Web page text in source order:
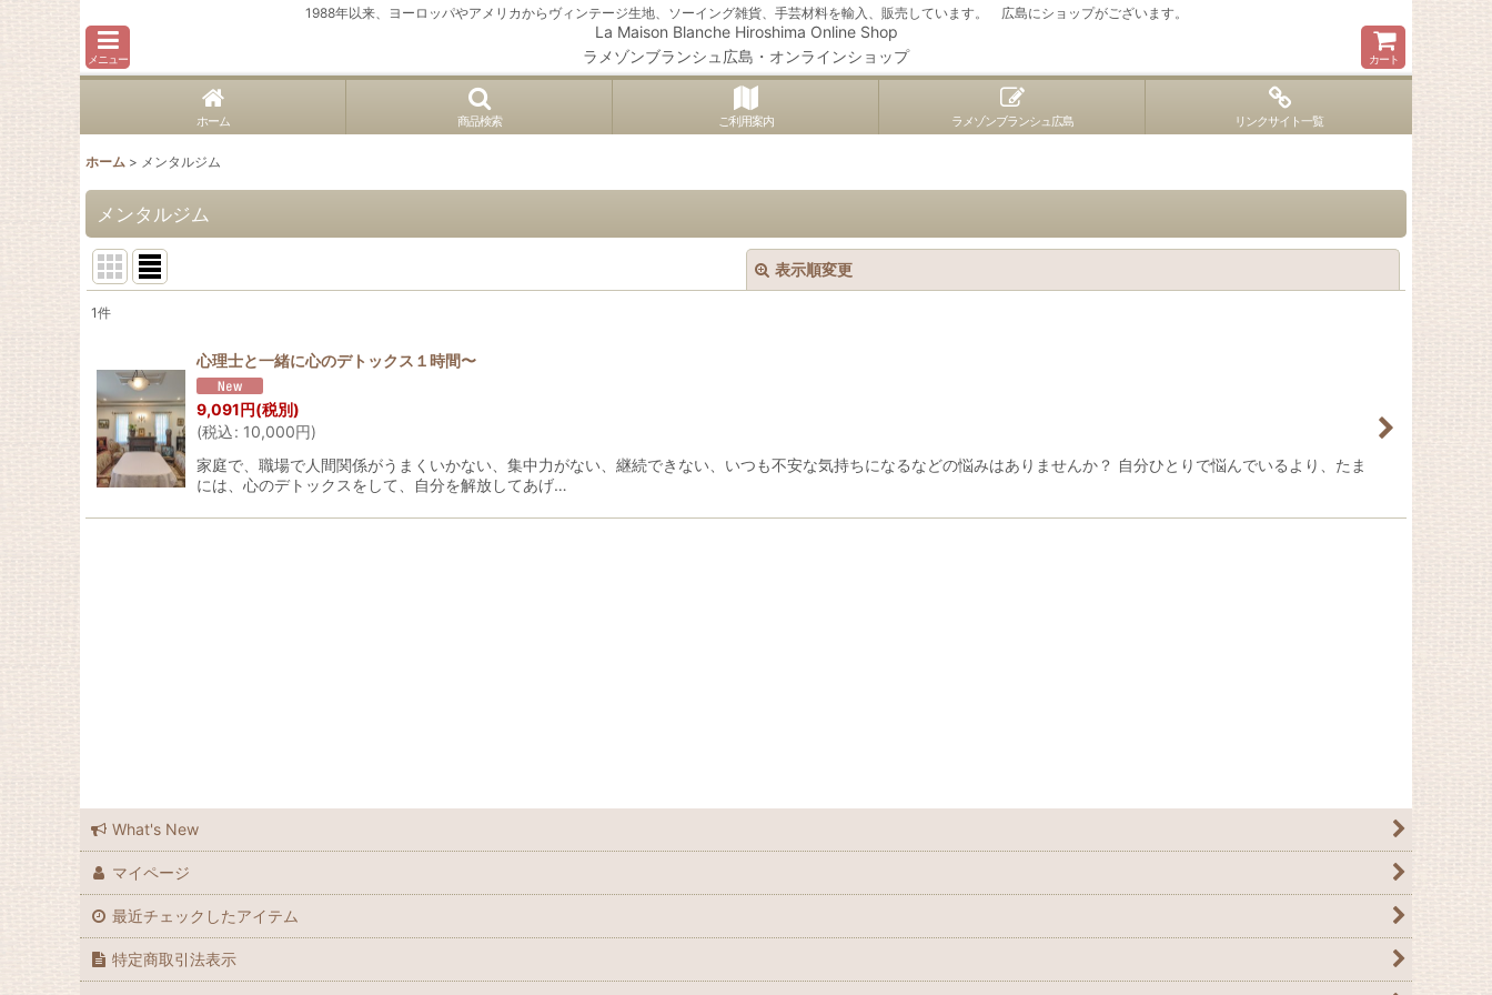
1988年以来、ヨーロッパやアメリカからヴィンテージ生地、ソーイング雑貨、手芸材料を輸入、販売しています。 広島にショップがございます。
メニュー
La Maison Blanche Hiroshima Online Shop
ラメゾンブランシュ広島・オンラインショップ
カート
ホーム 商品検索 ご利用案内 ラメゾンブランシュ広島 リンクサイト一覧
ホーム > メンタルジム
メンタルジム
表示順変更
並び順
1件
心理士と一緒に心のデトックス１時間〜
9,091円(税別)
(税込: 10,000円)
家庭で、職場で人間関係がうまくいかない、集中力がない、継続できない、いつも不安な気持ちになるなどの悩みはありませんか？ 自分ひとりで悩んでいるより、たま
には、心のデトックスをして、自分を解放してあげ…
What's New
マイページ
最近チェックしたアイテム
特定商取引法表示